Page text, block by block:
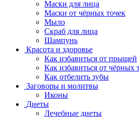
Маски для лица
Маски от чёрных точек
Мыло
Скраб для лица
Шампунь
Красота и здоровье
Как избавиться от прыщей
Как избавиться от чёрных
Как отбелить зубы
Заговоры и молитвы
Иконы
Диеты
Лечебные диеты